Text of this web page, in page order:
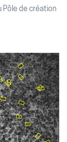
Pôle de création